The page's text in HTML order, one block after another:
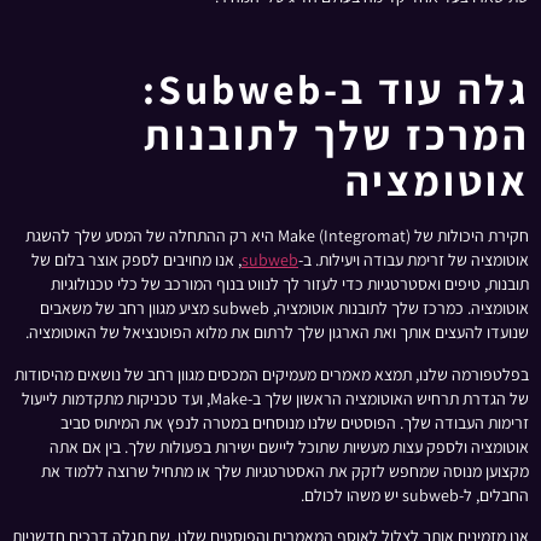
גלה עוד ב-Subweb:
המרכז שלך לתובנות
אוטומציה
חקירת היכולות של Make (Integromat) היא רק ההתחלה של המסע שלך להשגת
אוטומציה של זרימת עבודה ויעילות. ב-subweb, אנו מחויבים לספק אוצר בלום של
תובנות, טיפים ואסטרטגיות כדי לעזור לך לנווט בנוף המורכב של כלי טכנולוגיות
אוטומציה. כמרכז שלך לתובנות אוטומציה, subweb מציע מגוון רחב של משאבים
שנועדו להעצים אותך ואת הארגון שלך לרתום את מלוא הפוטנציאל של האוטומציה.
בפלטפורמה שלנו, תמצא מאמרים מעמיקים המכסים מגוון רחב של נושאים מהיסודות
של הגדרת תרחיש האוטומציה הראשון שלך ב-Make, ועד טכניקות מתקדמות לייעול
זרימות העבודה שלך. הפוסטים שלנו מנוסחים במטרה לנפץ את המיתוס סביב
אוטומציה ולספק עצות מעשיות שתוכל ליישם ישירות בפעולות שלך. בין אם אתה
מקצוען מנוסה שמחפש לזקק את האסטרטגיות שלך או מתחיל שרוצה ללמוד את
החבלים, ל-subweb יש משהו לכולם.
אנו מזמינים אותך לצלול לאוסף המאמרים והפוסטים שלנו, שם תגלה דרכים חדשניות